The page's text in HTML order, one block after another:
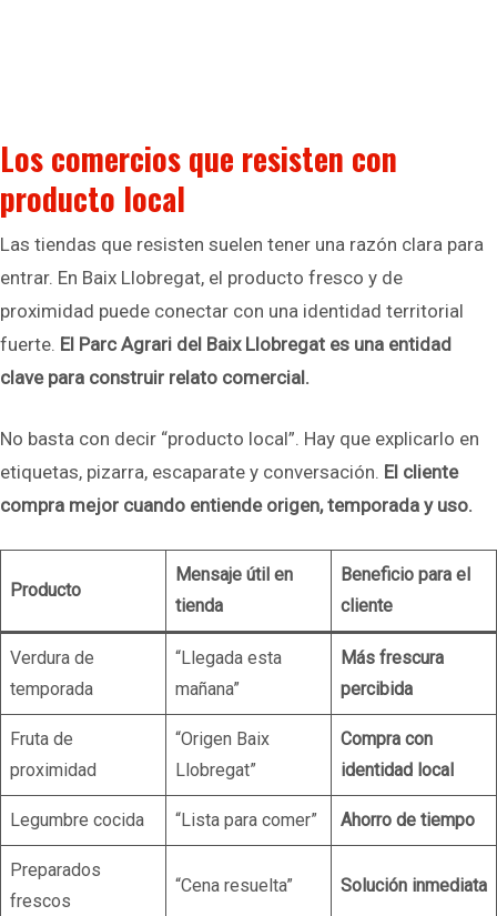
Los comercios que resisten con
producto local
Las tiendas que resisten suelen tener una razón clara para
entrar. En Baix Llobregat, el producto fresco y de
proximidad puede conectar con una identidad territorial
fuerte. El Parc Agrari del Baix Llobregat es una entidad
clave para construir relato comercial.
No basta con decir “producto local”. Hay que explicarlo en
etiquetas, pizarra, escaparate y conversación. El cliente
compra mejor cuando entiende origen, temporada y uso.
Producto
Mensaje útil en
tienda
Beneficio para el
cliente
Verdura de
temporada
“Llegada esta
mañana”
Más frescura
percibida
Fruta de
proximidad
“Origen Baix
Llobregat”
Compra con
identidad local
Legumbre cocida “Lista para comer” Ahorro de tiempo
Preparados
frescos
“Cena resuelta” Solución inmediata